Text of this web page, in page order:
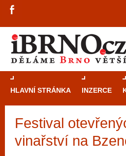
HLAVNÍ STRÁNKA INZERCE
Festival
vinařství na